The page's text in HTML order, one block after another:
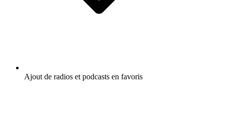
Ajout de radios et podcasts en favoris